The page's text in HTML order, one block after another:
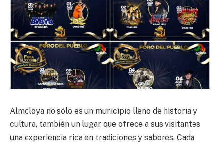
Almoloya no sólo es un municipio lleno de historia y
cultura, también un lugar que ofrece a sus visitantes
una experiencia rica en tradiciones y sabores. Cada